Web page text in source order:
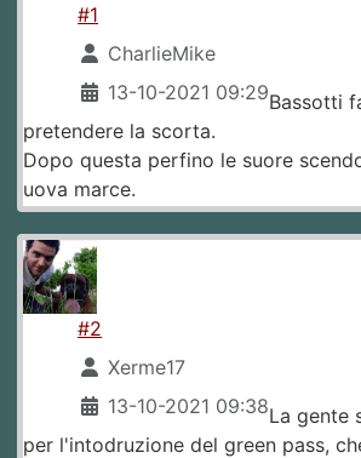
#1
CharlieMike
13-10-2021 09:29Bassotti
pretendere la scorta.
Dopo questa perfino le suore
uova marce.
#2
Xerme17
13-10-2021 09:38La gente
per l'intodruzione del green pass,